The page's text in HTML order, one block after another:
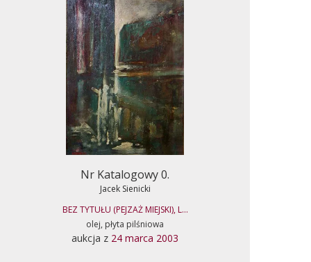
Nr Katalogowy 0.
Jacek Sienicki
BEZ TYTUŁU (PEJZAŻ MIEJSKI), L...
olej, płyta pilśniowa
aukcja z 24 marca 2003